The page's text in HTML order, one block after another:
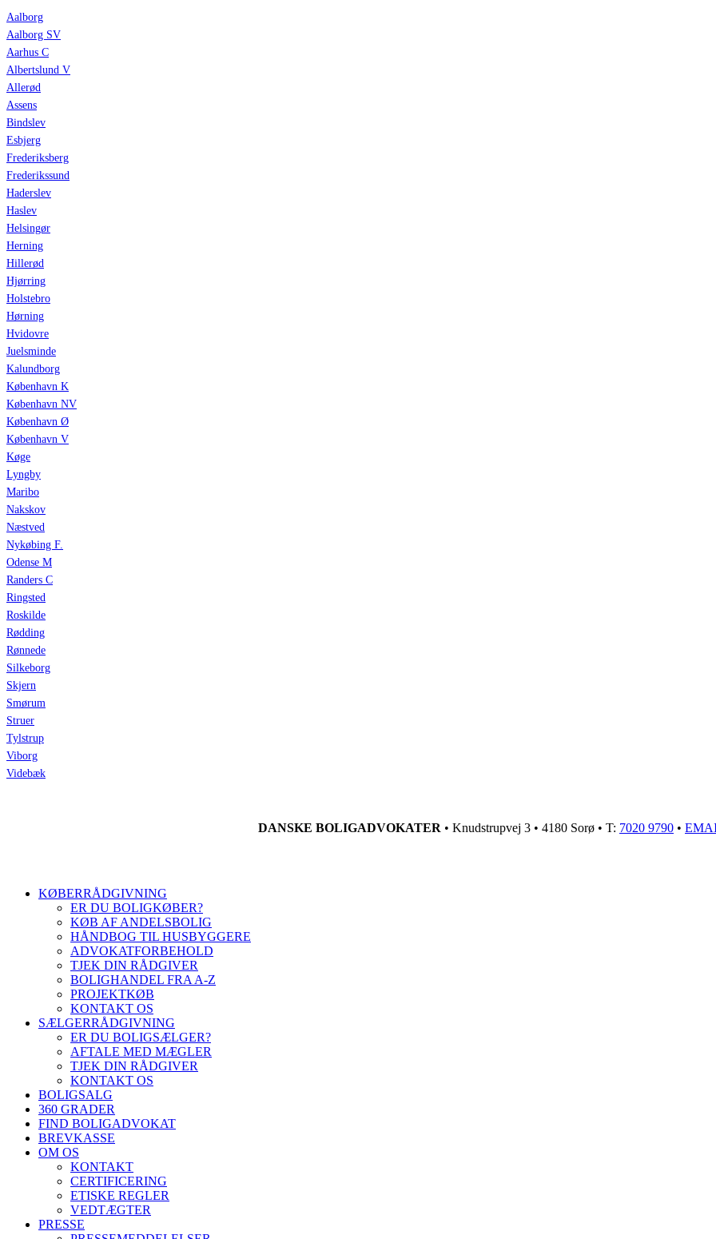
Aalborg
Aalborg SV
Aarhus C
Albertslund V
Allerød
Assens
Bindslev
Esbjerg
Frederiksberg
Frederikssund
Haderslev
Haslev
Helsingør
Herning
Hillerød
Hjørring
Holstebro
Hørning
Hvidovre
Juelsminde
Kalundborg
København K
København NV
København Ø
København V
Køge
Lyngby
Maribo
Nakskov
Næstved
Nykøbing F.
Odense M
Randers C
Ringsted
Roskilde
Rødding
Rønnede
Silkeborg
Skjern
Smørum
Struer
Tylstrup
Viborg
Videbæk
DANSKE BOLIGADVOKATER • Knudstrupvej 3 • 4180 Sorø • T: 7020 9790 •
KØBERRÅDGIVNING
ER DU BOLIGKØBER?
KØB AF ANDELSBOLIG
HÅNDBOG TIL HUSBYGGERE
ADVOKATFORBEHOLD
TJEK DIN RÅDGIVER
BOLIGHANDEL FRA A-Z
PROJEKTKØB
KONTAKT OS
SÆLGERRÅDGIVNING
ER DU BOLIGSÆLGER?
AFTALE MED MÆGLER
TJEK DIN RÅDGIVER
KONTAKT OS
BOLIGSALG
360 GRADER
FIND BOLIGADVOKAT
BREVKASSE
OM OS
KONTAKT
CERTIFICERING
ETISKE REGLER
VEDTÆGTER
PRESSE